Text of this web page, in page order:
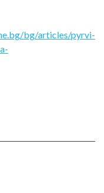
bg/articles/pyrvi-